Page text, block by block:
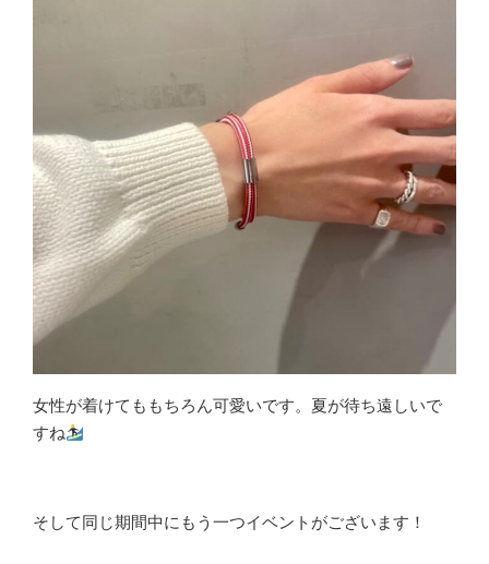
女性が着けてももちろん可愛いです。夏が待ち遠しいで
すね
そして同じ期間中にもう一つイベントがございます！